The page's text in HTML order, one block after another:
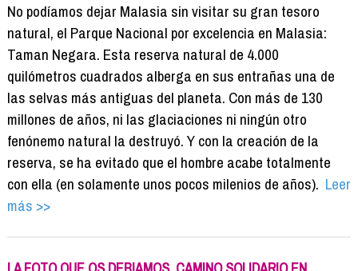
No podíamos dejar Malasia sin visitar su gran tesoro
natural, el Parque Nacional por excelencia en Malasia:
Taman Negara. Esta reserva natural de 4.000
quilómetros cuadrados alberga en sus entrañas una de
las selvas más antiguas del planeta. Con más de 130
millones de años, ni las glaciaciones ni ningún otro
fenónemo natural la destruyó. Y con la creación de la
reserva, se ha evitado que el hombre acabe totalmente
con ella (en solamente unos pocos milenios de años). Leer
más >>